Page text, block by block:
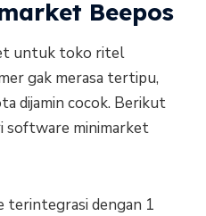
Beepos
untuk toko ritel
gak merasa tertipu,
dijamin cocok. Berikut
software minimarket
terintegrasi dengan 1